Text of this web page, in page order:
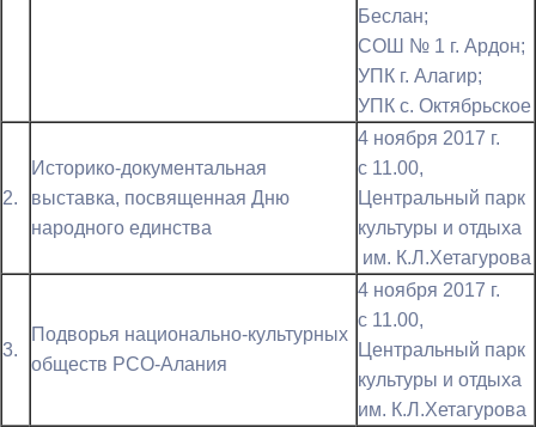
Беслан;
СОШ № 1 г. Ардон;
УПК г. Алагир;
УПК с. Октябрьское
2.
Историко-документальная
выставка, посвященная Дню
народного единства
4 ноября 2017 г.
с 11.00,
Центральный парк
культуры и отдыха
им. К.Л.Хетагурова
3.
Подворья национально-культурных
обществ РСО-Алания
4 ноября 2017 г.
с 11.00,
Центральный парк
культуры и отдыха
им. К.Л.Хетагурова